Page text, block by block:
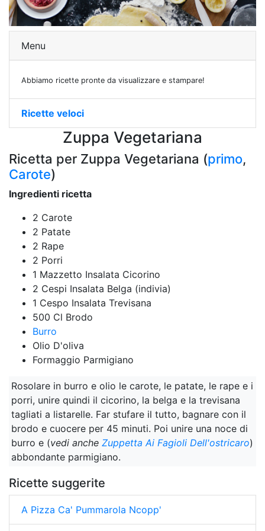
Menu
Abbiamo ricette pronte da visualizzare e stampare!
Ricette veloci
Zuppa Vegetariana
Ricetta per Zuppa Vegetariana (primo,
Carote)
Ingredienti ricetta
2 Carote
2 Patate
2 Rape
2 Porri
1 Mazzetto Insalata Cicorino
2 Cespi Insalata Belga (indivia)
1 Cespo Insalata Trevisana
500 Cl Brodo
Burro
Olio D'oliva
Formaggio Parmigiano
Rosolare in burro e olio le carote, le patate, le rape e i
porri, unire quindi il cicorino, la belga e la trevisana
tagliati a listarelle. Far stufare il tutto, bagnare con il
brodo e cuocere per 45 minuti. Poi unire una noce di
burro e (vedi anche Zuppetta Ai Fagioli Dell'ostricaro)
abbondante parmigiano.
Ricette suggerite
A Pizza Ca' Pummarola Ncopp'